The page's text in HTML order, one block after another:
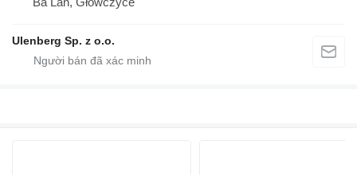
Ulenberg Sp. z o.o.